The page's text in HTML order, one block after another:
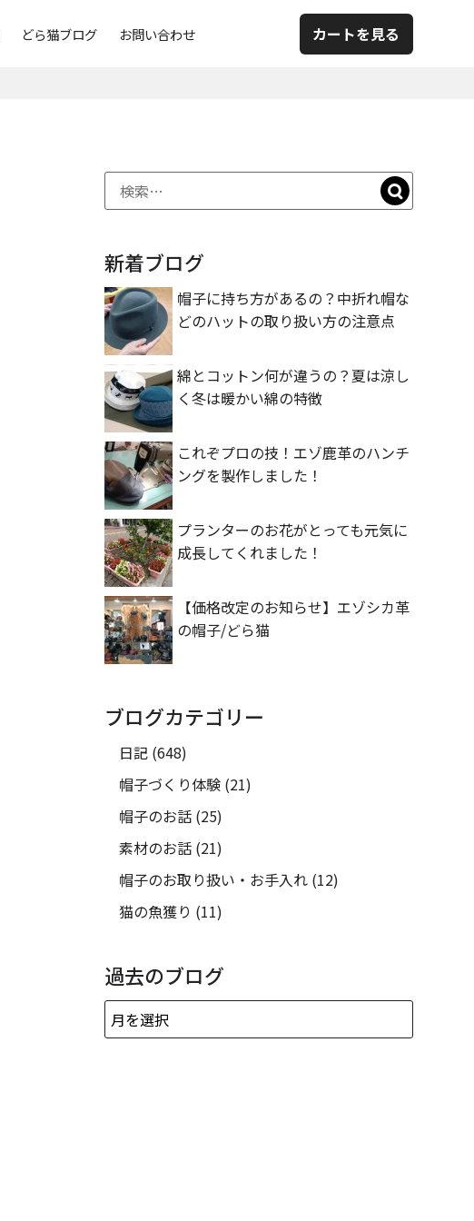
どら猫ブログ お問い合わせ カートを見る
新着ブログ
帽子に持ち方があるの？中折れ帽な
どのハットの取り扱い方の注意点
綿とコットン何が違うの？夏は涼し
く冬は暖かい綿の特徴
これぞプロの技！エゾ鹿革のハンチ
ングを製作しました！
プランターのお花がとっても元気に
成長してくれました！
【価格改定のお知らせ】エゾシカ革
の帽子/どら猫
ブログカテゴリー
日記(648)
帽子づくり体験(21)
帽子のお話(25)
素材のお話(21)
帽子のお取り扱い・お手入れ(12)
猫の魚獲り (11)
過去のブログ